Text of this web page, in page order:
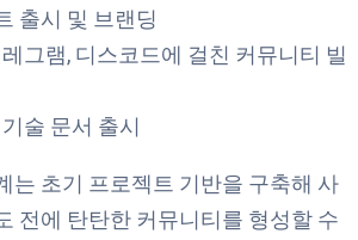
출시 및 브랜딩
그램, 디스코드에 걸친 커뮤니티 빌
술 문서 출시
는 초기 프로젝트 기반을 구축해 사
전에 탄탄한 커뮤니티를 형성할 수